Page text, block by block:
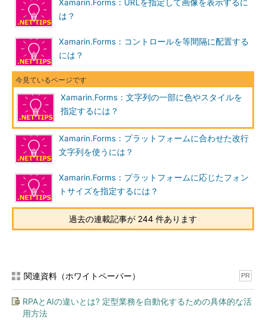
Xamarin.Forms：URLを指定して画像を表示するに
は？
Xamarin.Forms：コントロールを等間隔に配置する
には？
Xamarin.Forms：文字列の一部に色やスタイルを
指定するには？
Xamarin.Forms：プラットフォームに合わせた改行
文字列を使うには？
Xamarin.Forms：プラットフォームに応じたフォン
トサイズを指定するには？
過去の連載記事が 244 件あります
関連資料（ホワイトペーパー） PR
RPAとAIの違いとは? 定型業務を自動化するための具体的な活
用方法